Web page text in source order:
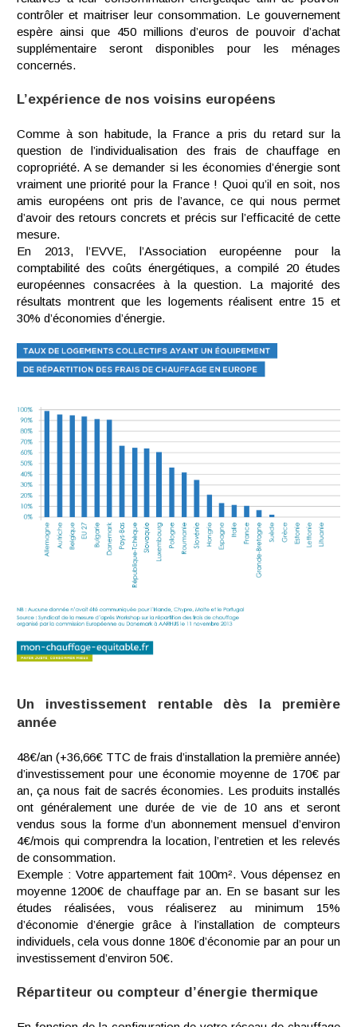
contrôler et maitriser leur consommation. Le gouvernement
espère ainsi que 450 millions d’euros de pouvoir d’achat
supplémentaire seront disponibles pour les ménages
concernés.
L’expérience de nos voisins européens
Comme à son habitude, la France a pris du retard sur la
question de l’individualisation des frais de chauffage en
copropriété. A se demander si les économies d’énergie sont
vraiment une priorité pour la France ! Quoi qu’il en soit, nos
amis européens ont pris de l’avance, ce qui nous permet
d’avoir des retours concrets et précis sur l’efficacité de cette
mesure.
En 2013, l’EVVE, l’Association européenne pour la
comptabilité des coûts énergétiques, a compilé 20 études
européennes consacrées à la question. La majorité des
résultats montrent que les logements réalisent entre 15 et
30% d’économies d’énergie.
Un investissement rentable dès la première
année
48€/an (+36,66€ TTC de frais d’installation la première année)
d’investissement pour une économie moyenne de 170€ par
an, ça nous fait de sacrés économies. Les produits installés
ont généralement une durée de vie de 10 ans et seront
vendus sous la forme d’un abonnement mensuel d’environ
4€/mois qui comprendra la location, l’entretien et les relevés
de consommation.
Exemple : Votre appartement fait 100m². Vous dépensez en
moyenne 1200€ de chauffage par an. En se basant sur les
études réalisées, vous réaliserez au minimum 15%
d’économie d’énergie grâce à l’installation de compteurs
individuels, cela vous donne 180€ d’économie par an pour un
investissement d’environ 50€.
Répartiteur ou compteur d’énergie thermique